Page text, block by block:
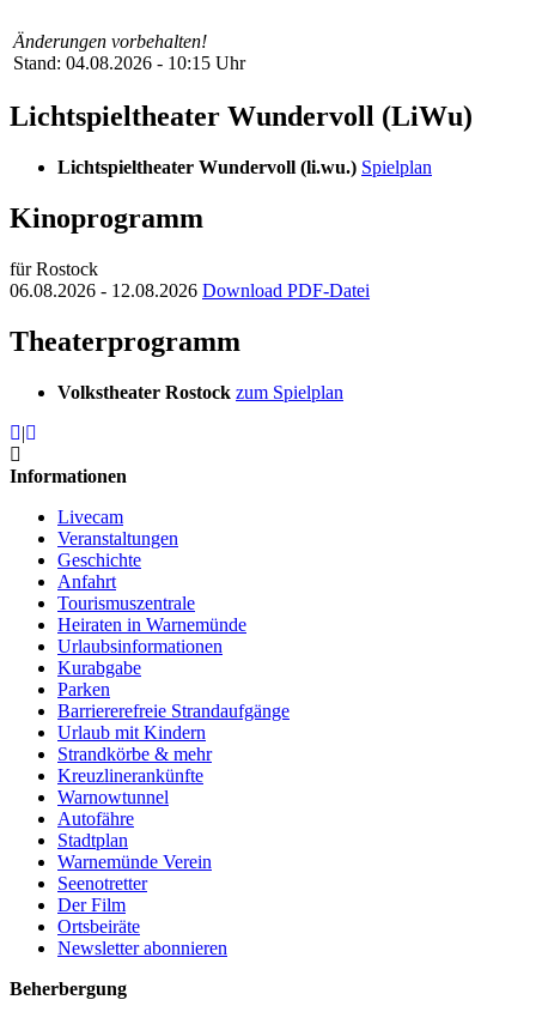
Änderungen vorbehalten!
Stand: 04.08.2026 - 10:15 Uhr
Lichtspieltheater Wundervoll (LiWu)
Lichtspieltheater Wundervoll (li.wu.) Spielplan
Kinoprogramm
für Rostock
06.08.2026 - 12.08.2026 Download PDF-Datei
Theaterprogramm
Volkstheater Rostock zum Spielplan
|
Informationen
Livecam
Veranstaltungen
Geschichte
Anfahrt
Tourismuszentrale
Heiraten in Warnemünde
Urlaubsinformationen
Kurabgabe
Parken
Barriererefreie Strandaufgänge
Urlaub mit Kindern
Strandkörbe & mehr
Kreuzlinerankünfte
Warnowtunnel
Autofähre
Stadtplan
Warnemünde Verein
Seenotretter
Der Film
Ortsbeiräte
Newsletter abonnieren
Beherbergung